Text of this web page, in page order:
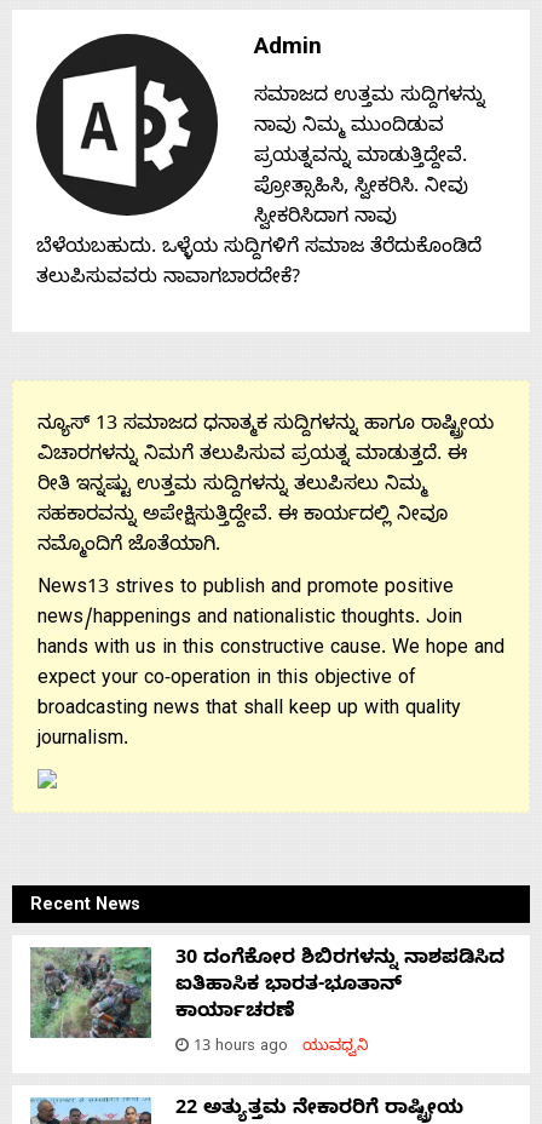
Contact
Us
Admin
ಸಮಾಜದ ಉತ್ತಮ ಸುದ್ದಿಗಳನ್ನು
ನಾವು ನಿಮ್ಮ ಮುಂದಿಡುವ
ಪ್ರಯತ್ನವನ್ನು ಮಾಡುತ್ತಿದ್ದೇವೆ.
ಪ್ರೋತ್ಸಾಹಿಸಿ, ಸ್ವೀಕರಿಸಿ. ನೀವು
ಸ್ವೀಕರಿಸಿದಾಗ ನಾವು
ಬೆಳೆಯಬಹುದು. ಒಳ್ಳೆಯ ಸುದ್ದಿಗಳಿಗೆ ಸಮಾಜ ತೆರೆದುಕೊಂಡಿದೆ
ತಲುಪಿಸುವವರು ನಾವಾಗಬಾರದೇಕೆ?
ನ್ಯೂಸ್ 13 ಸಮಾಜದ ಧನಾತ್ಮಕ ಸುದ್ದಿಗಳನ್ನು ಹಾಗೂ ರಾಷ್ಟ್ರೀಯ
ವಿಚಾರಗಳನ್ನು ನಿಮಗೆ ತಲುಪಿಸುವ ಪ್ರಯತ್ನ ಮಾಡುತ್ತದೆ. ಈ
ರೀತಿ ಇನ್ನಷ್ಟು ಉತ್ತಮ ಸುದ್ದಿಗಳನ್ನು ತಲುಪಿಸಲು ನಿಮ್ಮ
ಸಹಕಾರವನ್ನು ಅಪೇಕ್ಷಿಸುತ್ತಿದ್ದೇವೆ. ಈ ಕಾರ್ಯದಲ್ಲಿ ನೀವೂ
ನಮ್ಮೊಂದಿಗೆ ಜೊತೆಯಾಗಿ.
News13 strives to publish and promote positive
news/happenings and nationalistic thoughts. Join
hands with us in this constructive cause. We hope and
expect your co-operation in this objective of
broadcasting news that shall keep up with quality
journalism.
Recent News
30 ದಂಗೆಕೋರ ಶಿಬಿರಗಳನ್ನು ನಾಶಪಡಿಸಿದ
ಐತಿಹಾಸಿಕ ಭಾರತ-ಭೂತಾನ್
ಕಾರ್ಯಾಚರಣೆ
13 hours ago ಯುವಧ್ವನಿ
22 ಅತ್ಯುತ್ತಮ ನೇಕಾರರಿಗೆ ರಾಷ್ಟ್ರೀಯ